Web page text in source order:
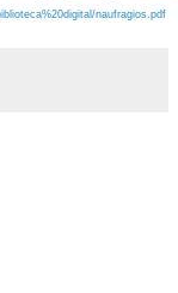
naufragios.pdf